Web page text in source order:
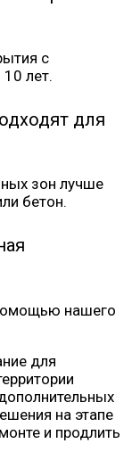
с
лет.
для
зон лучше
бетон.
нашего
для
на этапе
и продлить